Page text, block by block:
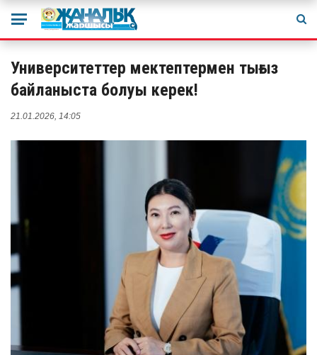
Университеттер мектептермен тығыз
байланыста болуы керек!
21.01.2026, 14:05